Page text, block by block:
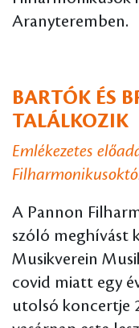
Aranyteremben.
BARTÓK ÉS
TALÁLKOZIK
Emlékezetes
A Pannon
szóló meghívást
Musikverein
covid miatt egy
utolsó koncertje